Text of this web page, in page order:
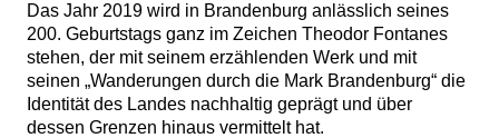
Das Jahr 2019 wird in Brandenburg anlässlich seines
200. Geburtstags ganz im Zeichen Theodor Fontanes
stehen, der mit seinem erzählenden Werk und mit
seinen „Wanderungen durch die Mark Brandenburg“ die
Identität des Landes nachhaltig geprägt und über
dessen Grenzen hinaus vermittelt hat.